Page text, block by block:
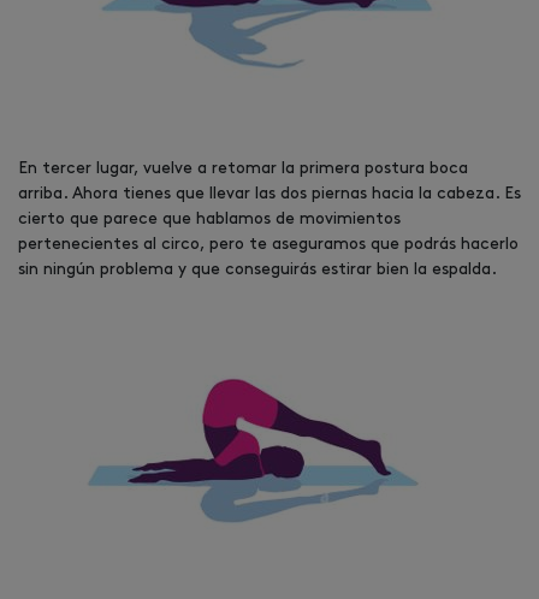
En tercer lugar, vuelve a retomar la primera postura boca
arriba. Ahora tienes que llevar las dos piernas hacia la cabeza. Es
cierto que parece que hablamos de movimientos
pertenecientes al circo, pero te aseguramos que podrás hacerlo
sin ningún problema y que conseguirás estirar bien la espalda.